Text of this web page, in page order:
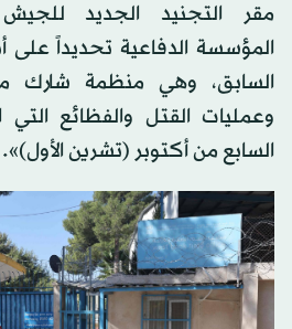
مقر التجنيد الجديد للجيش
المؤسسة الدفاعية تحديداً على
السابق، وهي منظمة شارك
وعمليات القتل والفظائع
السابع من أكتوبر (تشرين الأول)».